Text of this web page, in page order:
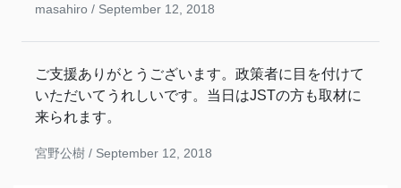
masahiro / September 12, 2018
ご支援ありがとうございます。政策者に目を付けて
いただいてうれしいです。当日はJSTの方も取材に
来られます。
宮野公樹 / September 12, 2018